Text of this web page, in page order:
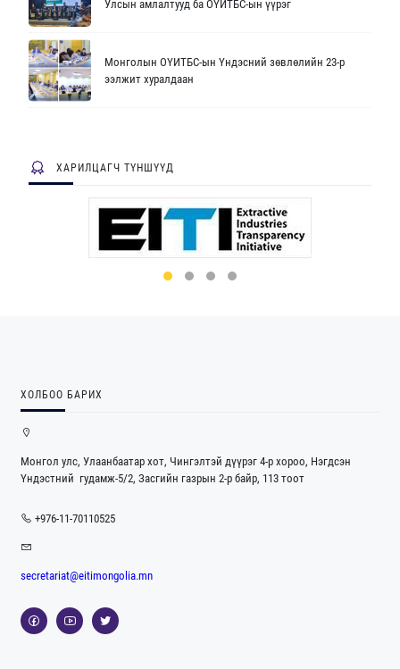
Улсын амлалтууд ба ОҮИТБС-ын үүрэг
Монголын ОҮИТБС-ын Үндэсний зөвлөлийн 23-р
ээлжит хуралдаан
ХАРИЛЦАГЧ ТҮНШҮҮД
ХОЛБОО БАРИХ
Монгол улс, Улаанбаатар хот, Чингэлтэй дүүрэг 4-р хороо, Нэгдсэн
Үндэстний гудамж-5/2, Засгийн газрын 2-р байр, 113 тоот
+976-11-70110525
secretariat@eitimongolia.mn